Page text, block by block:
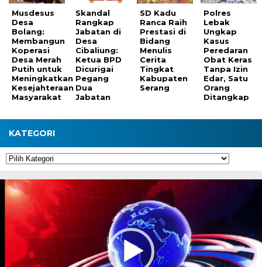
Musdesus
Desa
Bolang:
Membangun
Koperasi
Desa Merah
Putih untuk
Meningkatkan
Kesejahteraan
Masyarakat
Skandal
Rangkap
Jabatan di
Desa
Cibaliung:
Ketua BPD
Dicurigai
Pegang
Dua
Jabatan
SD Kadu
Ranca Raih
Prestasi di
Bidang
Menulis
Cerita
Tingkat
Kabupaten
Serang
Polres
Lebak
Ungkap
Kasus
Peredaran
Obat Keras
Tanpa Izin
Edar, Satu
Orang
Ditangkap
KATEGORI
Kategori
Pemutar
Video